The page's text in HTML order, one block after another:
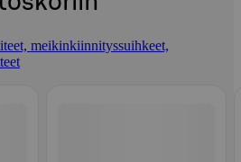
meikinkiinnityssuihkeet,